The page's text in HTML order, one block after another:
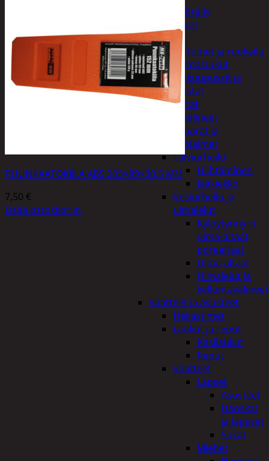
Polkupyöräily
Lukot
Retkeily
Keittimet ja ruokailu
Kylmälaukut
Makuupussit ja
alustat
Teltat
Urheiluvälineet
Kypärät ja
suojaimet
Talviurheilu
Hiihtäminen
Jääkiekko
Vesiurheilu ja
uimalelut
Kylpytynnyrit,
uima-altaat,
porealtaat
Uima-altaat
Uimalelut ja
kelluntavälineet
Vaatteet ja asusteet
Heijastimet
Laukut ja reput
Käsilaukut
Reput
Vaatteet
Lapset
Asusteet
Hanskat
ja lapaset
Sukat
Miehet
PUUNKAATOKIILA ABS 203×89×30,5 MM
7,50 €
Lisää ostoskoriin